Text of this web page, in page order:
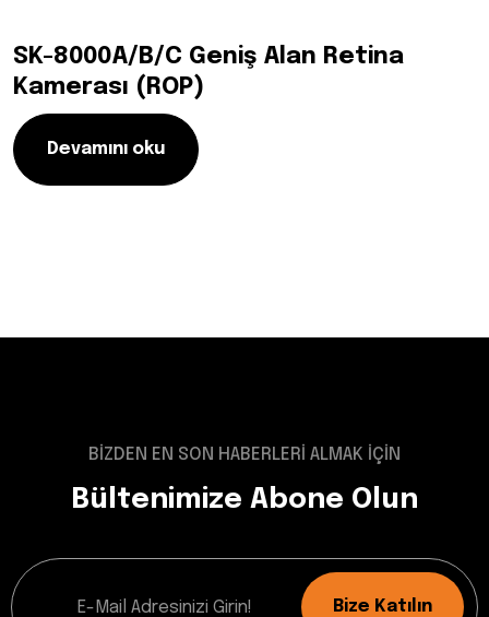
SK-8000A/B/C Geniş Alan Retina
Kamerası (ROP)
Devamını oku
BİZDEN EN SON HABERLERİ ALMAK İÇİN
Bültenimize Abone Olun
Bize Katılın